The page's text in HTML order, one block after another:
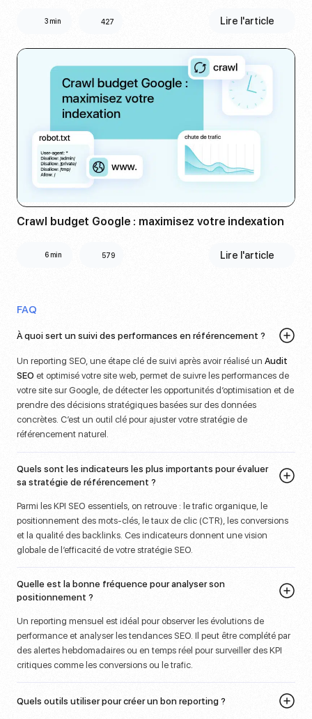
3 min 427 Lire l'article
Crawl budget Google : maximisez votre indexation
6 min 579 Lire l'article
FAQ
À quoi sert un suivi des performances en référencement ?
Un reporting SEO, une étape clé de suivi après avoir réalisé un Audit
SEO et optimisé votre site web, permet de suivre les performances de
votre site sur Google, de détecter les opportunités d’optimisation et de
prendre des décisions stratégiques basées sur des données
concrètes. C’est un outil clé pour ajuster votre stratégie de
référencement naturel.
Quels sont les indicateurs les plus importants pour évaluer
sa stratégie de référencement ?
Parmi les KPI SEO essentiels, on retrouve : le trafic organique, le
positionnement des mots-clés, le taux de clic (CTR), les conversions
et la qualité des backlinks. Ces indicateurs donnent une vision
globale de l’efficacité de votre stratégie SEO.
Quelle est la bonne fréquence pour analyser son
positionnement ?
Un reporting mensuel est idéal pour observer les évolutions de
performance et analyser les tendances SEO. Il peut être complété par
des alertes hebdomadaires ou en temps réel pour surveiller des KPI
critiques comme les conversions ou le trafic.
Quels outils utiliser pour créer un bon reporting ?